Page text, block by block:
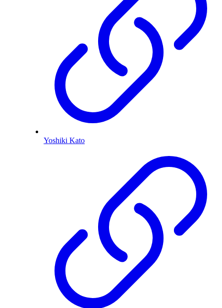
Yoshiki Kato